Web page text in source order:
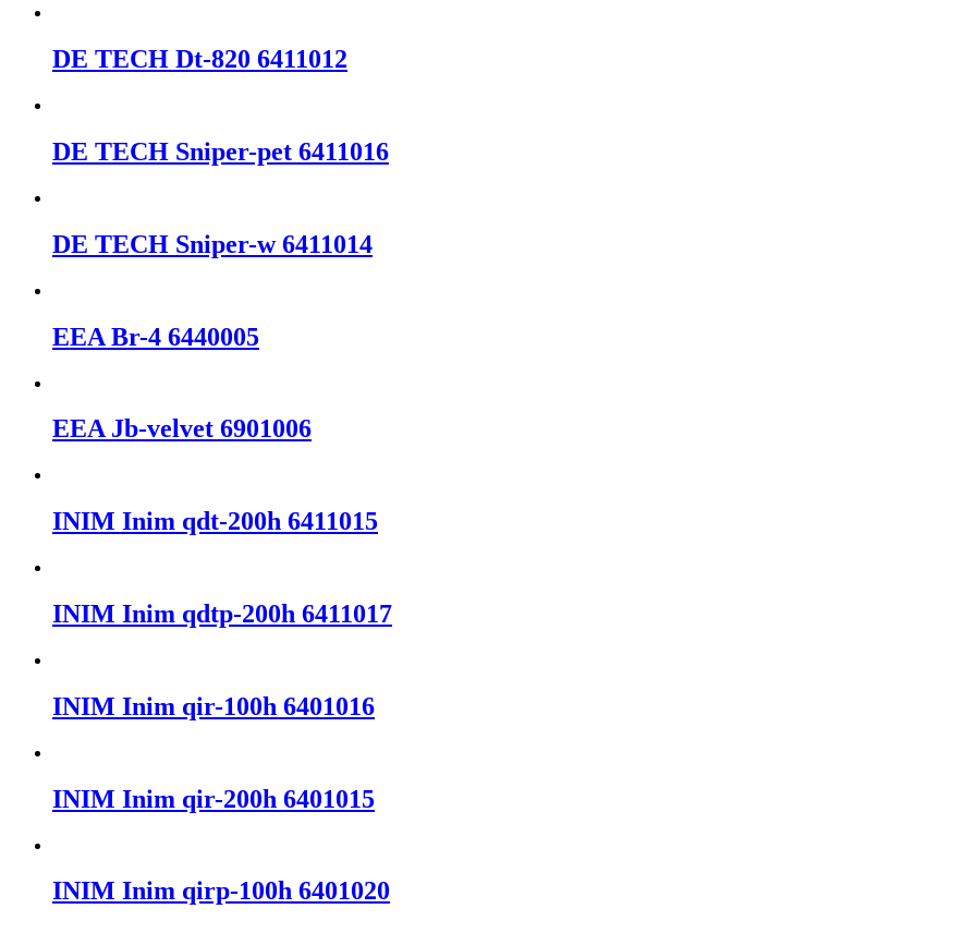
DΕ ΤΕCΗ Dt-820 6411012
DΕ ΤΕCΗ Sniper-pet 6411016
DΕ ΤΕCΗ Sniper-w 6411014
EEA Br-4 6440005
EEA Jb-velvet 6901006
INIM Inim qdt-200h 6411015
INIM Inim qdtp-200h 6411017
INIM Inim qir-100h 6401016
INIM Inim qir-200h 6401015
INIM Inim qirp-100h 6401020